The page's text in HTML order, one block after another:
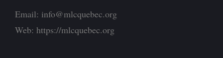
Email: info@mlcquebec.org
Web: https://mlcquebec.org